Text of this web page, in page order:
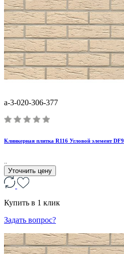
a-3-020-306-377
Клинкерная плитка R116 Угловой элемент DF9
..
Уточнить цену
Купить в 1 клик
Задать вопрос?